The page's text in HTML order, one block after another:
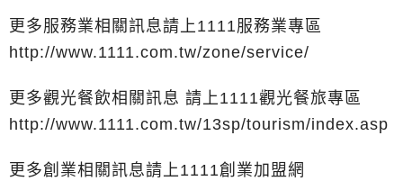
更多服務業相關訊息請上1111服務業專區
http://www.1111.com.tw/zone/service/
更多觀光餐飲相關訊息 請上1111觀光餐旅專區
http://www.1111.com.tw/13sp/tourism/index.asp
更多創業相關訊息請上1111創業加盟網